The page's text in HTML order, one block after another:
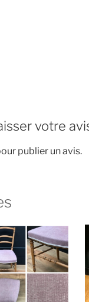
votre
publier un avis.